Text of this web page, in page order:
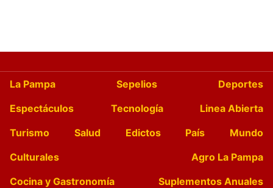
La Pampa Sepelios
Deportes
Espectáculos
Tecnología
Linea Abierta
Turismo
Salud Edictos País
Mundo
Culturales
Agro La Pampa
Cocina y Gastronomía
Suplementos Anuales